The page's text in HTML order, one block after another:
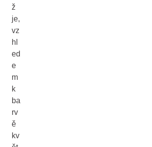
ž
je,
vz
hl
ed
e
m
k
ba
rv
ě
kv